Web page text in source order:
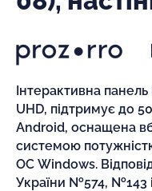
Інтерактивна
UHD, підтримує до
Android, оснащена
системою
ОС Windows.
України №574, №143